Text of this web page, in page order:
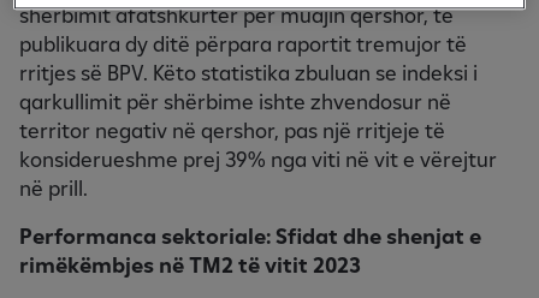
shërbimit afatshkurtër për muajin qershor, të
publikuara dy ditë përpara raportit tremujor të
rritjes së BPV. Këto statistika zbuluan se indeksi i
qarkullimit për shërbime ishte zhvendosur në
territor negativ në qershor, pas një rritjeje të
konsiderueshme prej 39% nga viti në vit e vërejtur
në prill.
Performanca sektoriale: Sfidat dhe shenjat e
rimëkëmbjes në TM2 të vitit 2023